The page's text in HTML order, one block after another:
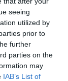
seeing
utilized by
prior to
further
parties on the
may
IAB’s List of
θωμιστές
μια
που
Γινόμαστε
και το «ορθώς
κατόρθωμα